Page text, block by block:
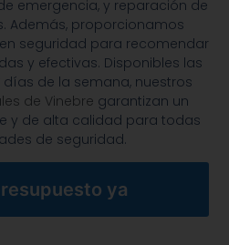
emergencia, y reparación de
Además, proporcionamos
seguridad para recomendar
y efectivas. Disponibles las
días de la semana, nuestros
de Vinebre garantizan un
y de alta calidad para todas
de seguridad.
ya